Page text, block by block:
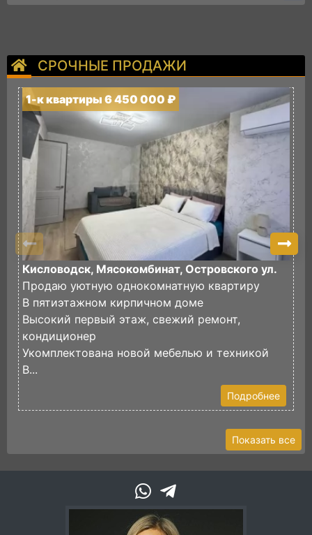
СРОЧНЫЕ ПРОДАЖИ
1-к квартиры 6 450 000 ₽
Кисловодск, Мясокомбинат, Островского ул.
Продаю уютную однокомнатную квартиру
В пятиэтажном кирпичном доме
Высокий первый этаж, свежий ремонт,
кондиционер
Укомплектована новой мебелью и техникой
В...
Подробнее
Показать все